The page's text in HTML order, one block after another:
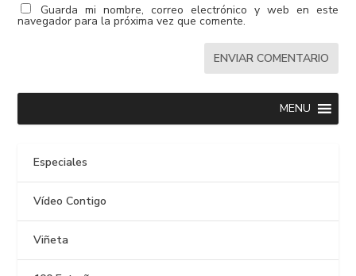
Guarda mi nombre, correo electrónico y web en este
navegador para la próxima vez que comente.
MENU
Especiales
Vídeo Contigo
Viñeta